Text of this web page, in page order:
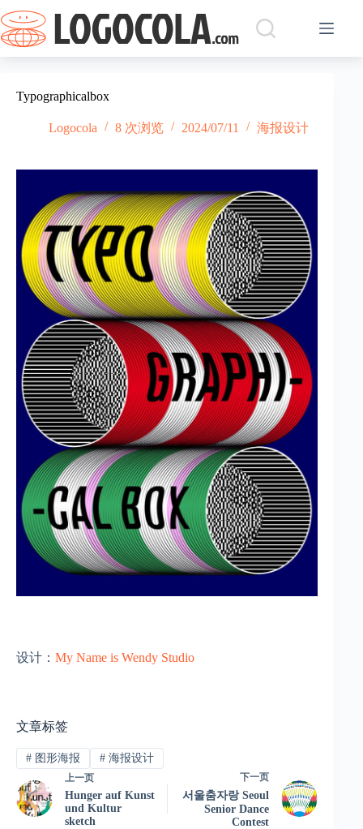
过
内
容
Typographicalbox
Logocola 8 次浏览 2024/07/11 海报设计
设计： My Name is Wendy Studio
文章标签
#图形海报 #海报设计
上一页
Hunger auf Kunst
und Kultur
sketch
下一页
서울춤자랑 Seoul
Senior Dance
Contest